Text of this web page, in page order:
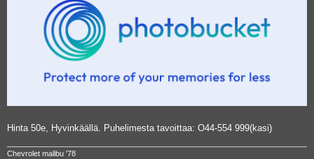
Hinta 50e, Hyvinkäällä. Puhelimesta tavoittaa: O44-554 999(kasi)
Chevrolet malibu '78